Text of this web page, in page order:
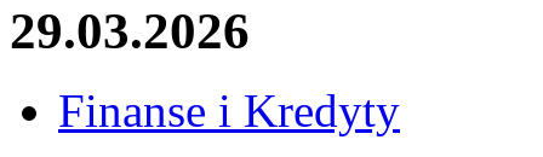
29.03.2026
Finanse i Kredyty